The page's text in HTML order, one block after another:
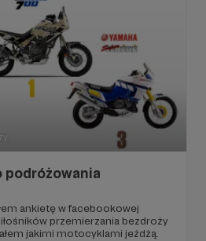
ankietę w facebookowej
przemierzania bezdroży
jakimi motocyklami jeżdżą.